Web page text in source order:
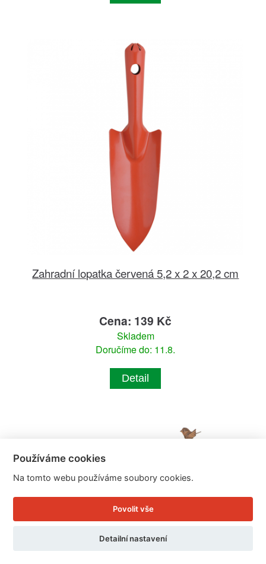
Zahradní lopatka červená 5,2 x 2 x 20,2 cm
Cena: 139 Kč
Skladem
Doručíme do: 11.8.
Detail
Používáme cookies
Na tomto webu používáme soubory cookies.
Povolit vše
Detailní nastavení